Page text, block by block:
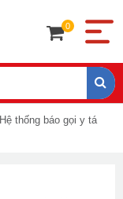
0
Hệ thống báo gọi y tá